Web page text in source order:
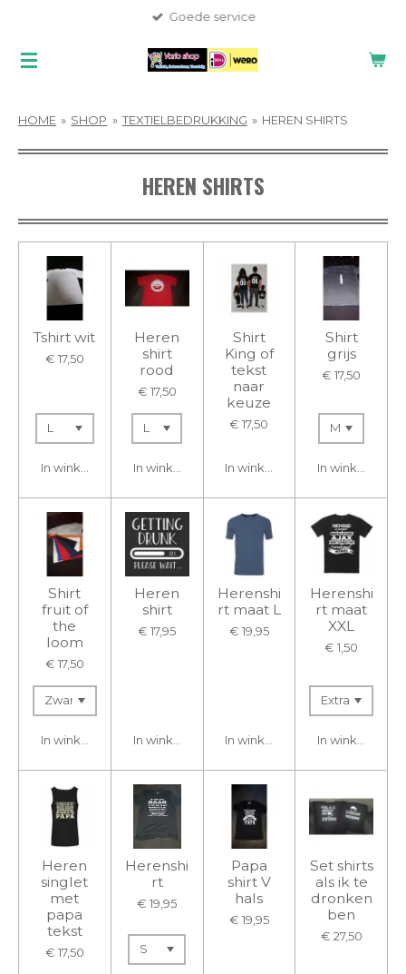
naar
Goede service
HOME » SHOP » TEXTIELBEDRUKKING » HEREN SHIRTS
HEREN SHIRTS
Tshirt wit
€ 17,50
In winkelwagen
Heren
shirt
rood
€ 17,50
In winkelwagen
Shirt
King of
tekst
naar
keuze
€ 17,50
In winkelwagen
Shirt
grijs
€ 17,50
In
Shirt
fruit of
the
loom
€ 17,50
In winkelwagen
Heren
shirt
€ 17,95
In winkelwagen
Herenshi
rt maat L
€ 19,95
In winkelwagen
Herenshi
rt maat
XXL
€ 1,50
In
Heren
singlet
met
papa
tekst
€ 17,50
Herenshi
rt
€ 19,95
Papa
shirt V
hals
€ 19,95
Set shirts
als ik te
dronken
ben
€ 27,50